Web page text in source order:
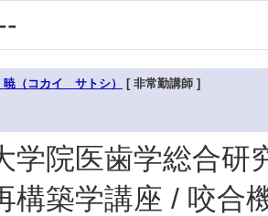
（コカイ サトシ） [ 非常勤講師 ]
学院医歯学総合研
構築学講座 / 咬合